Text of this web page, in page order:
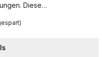
Diese
Wozu so ein Rochen alles
1Teile: 4